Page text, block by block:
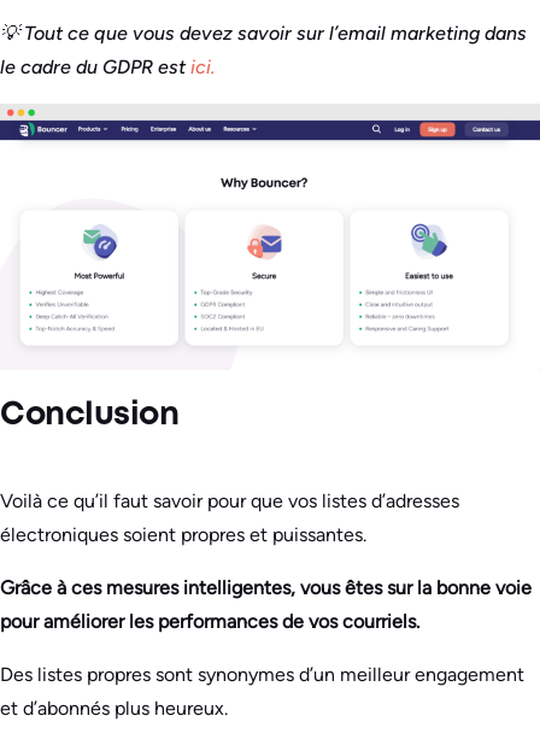
💡 Tout ce que vous devez savoir sur l’email marketing dans
le cadre du GDPR est ici.
Conclusion
Voilà ce qu’il faut savoir pour que vos listes d’adresses
électroniques soient propres et puissantes.
Grâce à ces mesures intelligentes, vous êtes sur la bonne voie
pour améliorer les performances de vos courriels.
Des listes propres sont synonymes d’un meilleur engagement
et d’abonnés plus heureux.